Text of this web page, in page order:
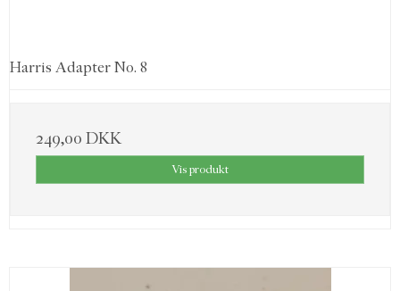
Harris Adapter No. 8
249,00 DKK
Vis produkt